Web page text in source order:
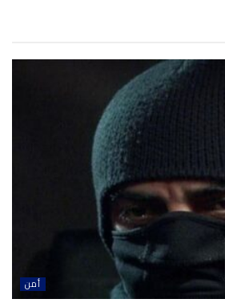
أمن